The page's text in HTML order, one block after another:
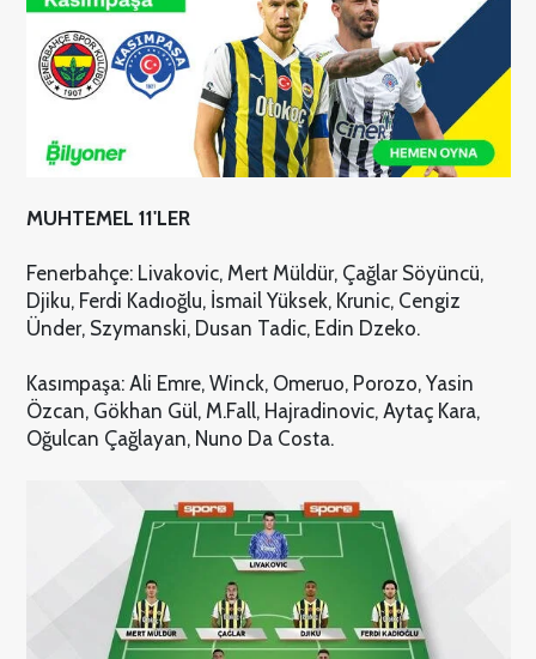
MUHTEMEL 11'LER
Fenerbahçe: Livakovic, Mert Müldür, Çağlar Söyüncü,
Djiku, Ferdi Kadıoğlu, İsmail Yüksek, Krunic, Cengiz
Ünder, Szymanski, Dusan Tadic, Edin Dzeko.
Kasımpaşa: Ali Emre, Winck, Omeruo, Porozo, Yasin
Özcan, Gökhan Gül, M.Fall, Hajradinovic, Aytaç Kara,
Oğulcan Çağlayan, Nuno Da Costa.